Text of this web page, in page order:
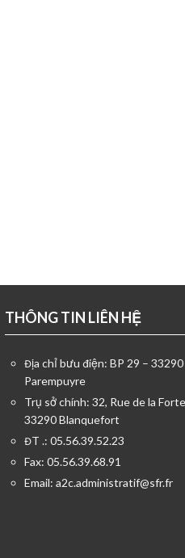
THÔNG TIN LIÊN HỆ
Địa chỉ bưu điện: BP 29 – 33290
Parempuyre
Trụ sở chính: 32, Rue de la
33290 Blanquefort
ĐT .: 05.56.39.52.23
Fax: 05.56.39.68.91
Email: a2c.administratif@sfr.fr